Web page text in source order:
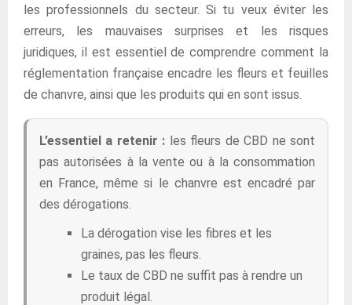
les professionnels du secteur. Si tu veux éviter les
erreurs, les mauvaises surprises et les risques
juridiques, il est essentiel de comprendre comment la
réglementation française encadre les fleurs et feuilles
de chanvre, ainsi que les produits qui en sont issus.
L’essentiel a retenir : les fleurs de CBD ne sont
pas autorisées à la vente ou à la consommation
en France, même si le chanvre est encadré par
des dérogations.
La dérogation vise les fibres et les
graines, pas les fleurs.
Le taux de CBD ne suffit pas à rendre un
produit légal.